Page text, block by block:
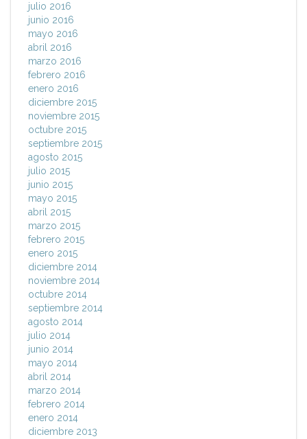
julio 2016
junio 2016
mayo 2016
abril 2016
marzo 2016
febrero 2016
enero 2016
diciembre 2015
noviembre 2015
octubre 2015
septiembre 2015
agosto 2015
julio 2015
junio 2015
mayo 2015
abril 2015
marzo 2015
febrero 2015
enero 2015
diciembre 2014
noviembre 2014
octubre 2014
septiembre 2014
agosto 2014
julio 2014
junio 2014
mayo 2014
abril 2014
marzo 2014
febrero 2014
enero 2014
diciembre 2013